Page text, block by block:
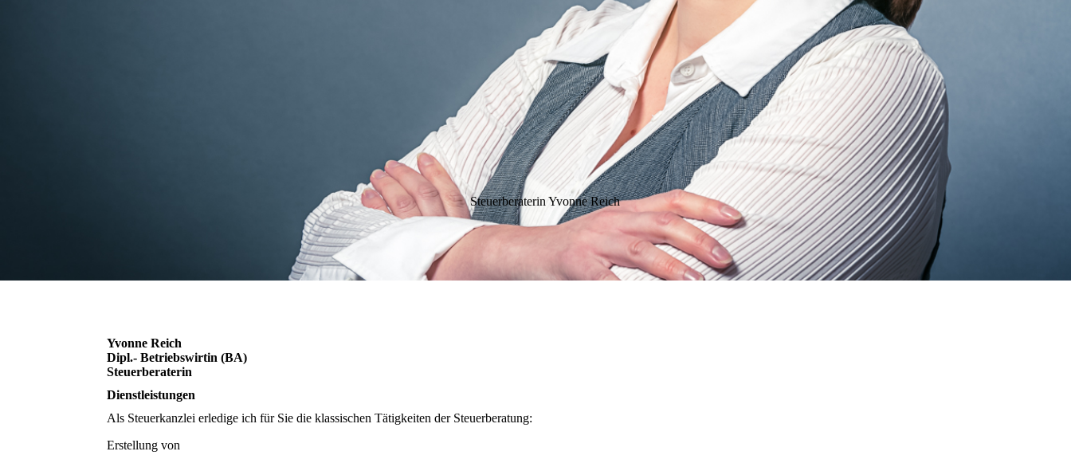
Steuerberaterin Yvonne Reich
Yvonne Reich
Dipl.- Betriebswirtin (BA)
Steuerberaterin
Dienstleistungen
Als Steuerkanzlei erledige ich für Sie die klassischen Tätigkeiten der Steuerberatung:
Erstellung von